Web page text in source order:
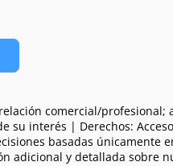
comercial/profesional;
su interés | Derechos:
basadas únicamente
adicional y detallada sobre